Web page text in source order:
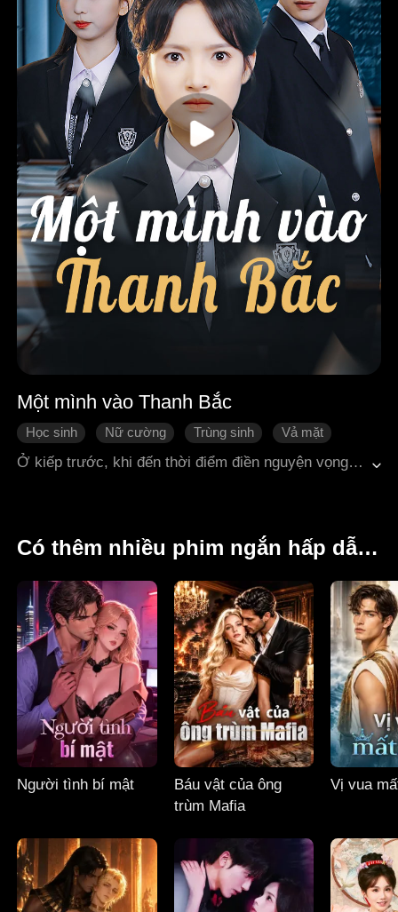
Một mình vào Thanh Bắc
Học sinh Nữ cường Trùng sinh
Vả mặt
Báo thù
Tình cảm gia đình
Ở kiếp trước, khi đến thời điểm điền nguyện vọng thi đại học, "cục cưng của cả lớp" Diệp Miểu Miểu làm nũng nói rằng muốn cùng mọi người học chung một trường đại học. Các bạn học đều đồng ý đề nghị của cô ta, thậm chí còn giao cả tài khoản và mật khẩu điền nguyện vọng cho cô. Nhan Hòa Vãn không muốn tương lai của mọi người bị hủy hoại, nên ngay trước thời hạn chót đã đăng nhập vào tài khoản của các bạn, phát hiện toàn bộ nguyện vọng đều bị sửa thành cao đẳng. Cô đã giúp mọi người chỉnh lại nguyện vọng phù hợp với năng lực của từng người. Sau khi mọi chuyện lắng xuống, Diệp Miểu Miểu lên sân thượng làm trò đòi tự tử, không ngờ lại thật sự trượt chân rơi xuống. Sau khi tốt nghiệp, các bạn học lần lượt trở thành những nhân vật dẫn đầu trong nhiều lĩnh vực, nhưng lại quay sang điên cuồng trả thù Nhan Hòa Vãn. Tống Tân Niên trộm tài liệu cơ mật của công ty cha mình đưa cho đối thủ, khiến công ty phá sản. Cả nhóm còn cùng nhau mở livestream, lên mạng than khóc, tưởng nhớ Diệp Miểu Miểu. Nhan Hòa Vãn bị bạo lực mạng nghiêm trọng; cả gia đình cô bị đám dân mạng và những người bạn học năm xưa đánh chết một cách tàn nhẫn. Sống lại một đời, khi Diệp Miểu Miểu lại lần nữa làm nũng đòi tài khoản và mật khẩu, Nhan Hòa Vãn lựa chọn lạnh lùng đứng ngoài cuộc, không lên tiếng nữa. Cô chỉ âm thầm thu thập chứng cứ, quyết tâm đưa tất cả bọn họ ra trước pháp luật, báo thù cho chính mình của kiếp trước.
Có thêm nhiều phim ngắn hấp dẫn khác dành cho bạn
Người tình bí mật
Báu vật của ông
trùm Mafia
Vị vua